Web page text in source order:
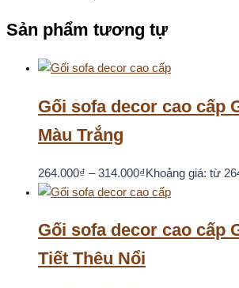
Sản phẩm tương tự
Gối sofa decor cao cấp
Màu Trắng
264.000₫ – 314.000₫Khoảng giá: từ
Gối sofa decor cao cấp
Tiết Thêu Nổi